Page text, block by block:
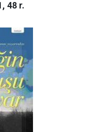
48 r.